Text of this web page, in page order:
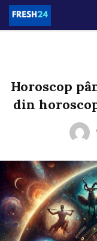
Horoscop
din